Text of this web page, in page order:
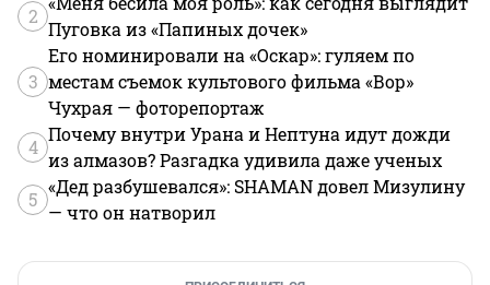
2
Пуговка из «Папиных дочек»
3
Его номинировали на «Оскар»: гуляем по
местам съемок культового фильма «Вор»
Чухрая — фоторепортаж
4
Почему внутри Урана и Нептуна идут дожди
из алмазов? Разгадка удивила даже ученых
5
«Дед разбушевался»: SHAMAN довел Мизулину
— что он натворил